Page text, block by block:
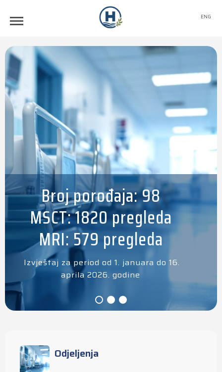
ENG
Broj porođaja: 98
MSCT: 1820 pregleda
MRI: 579 pregleda
Izvještaj za period od 1. januara do 16.
aprila 2026. godine
Odjeljenja